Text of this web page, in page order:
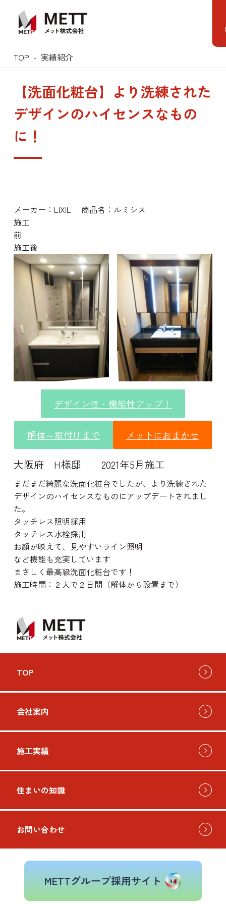
content
TOP 実績紹介
【洗面化粧台】より洗練された
デザインのハイセンスなもの
に！
メーカー：LIXIL 商品名：ルミシス
施工
施工後
デザイン性・機能性アップ！
解体～取付けまで メットにおまかせ
大阪府 H様邸 2021年5月施工
まだまだ綺麗な洗面化粧台でしたが、より洗練された
デザインのハイセンスなものにアップデートされまし
た。
タッチレス照明採用
タッチレス水栓採用
お顔が映えて、見やすいライン照明
など機能も充実しています
まさしく最高級洗面化粧台です！
施工時間： ２人で２日間（解体から設置まで）
TOP
会社案内
施工実績
住まいの知識
お問い合わせ
METTグループ採用サイト